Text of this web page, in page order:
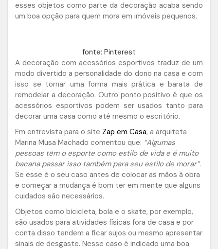
esses objetos como parte da decoração acaba sendo
um boa opção para quem mora em imóveis pequenos.
fonte: Pinterest
A decoração com acessórios esportivos traduz de um
modo divertido a personalidade do dono na casa e com
isso se tornar uma forma mais prática e barata de
remodelar a decoração. Outro ponto positivo é que os
acessórios esportivos podem ser usados tanto para
decorar uma casa como até mesmo o escritório.
Em entrevista para o site Zap em Casa, a arquiteta
Marina Musa Machado comentou que: “Algumas
pessoas têm o esporte como estilo de vida e é muito
bacana passar isso também para seu estilo de morar”.
Se esse é o seu caso antes de colocar as mãos à obra
e começar a mudança é bom ter em mente que alguns
cuidados são necessários.
Objetos como bicicleta, bola e o skate, por exemplo,
são usados para atividades físicas fora de casa e por
conta disso tendem a ficar sujos ou mesmo apresentar
sinais de desgaste. Nesse caso é indicado uma boa